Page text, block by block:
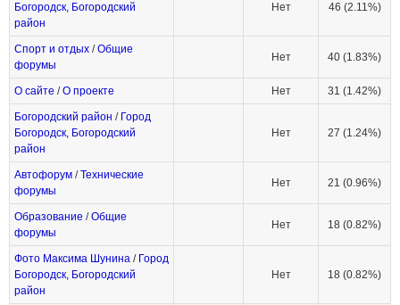
Богородск, Богородский
район
Нет 46 (2.11%)
Спорт и отдых /Общие
форумы
Нет 40 (1.83%)
О сайте /О проекте Нет 31 (1.42%)
Богородский район / Город
Богородск, Богородский
район
Нет 27 (1.24%)
Автофорум /Технические
форумы
Нет 21 (0.96%)
Образование /Общие
форумы
Нет 18 (0.82%)
Фото Максима Шунина / Город
Богородск, Богородский
район
Нет 18 (0.82%)